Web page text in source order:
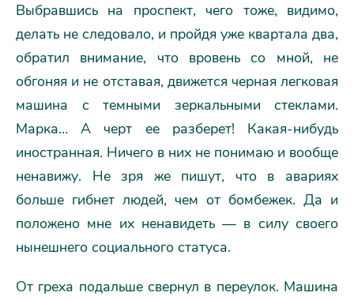
Выбравшись на проспект, чего тоже, видимо,
делать не следовало, и пройдя уже квартала два,
обратил внимание, что вровень со мной, не
обгоняя и не отставая, движется черная легковая
машина с темными зеркальными стеклами.
Марка… А черт ее разберет! Какая-нибудь
иностранная. Ничего в них не понимаю и вообще
ненавижу. Не зря же пишут, что в авариях
больше гибнет людей, чем от бомбежек. Да и
положено мне их ненавидеть — в силу своего
нынешнего социального статуса.
От греха подальше свернул в переулок. Машина